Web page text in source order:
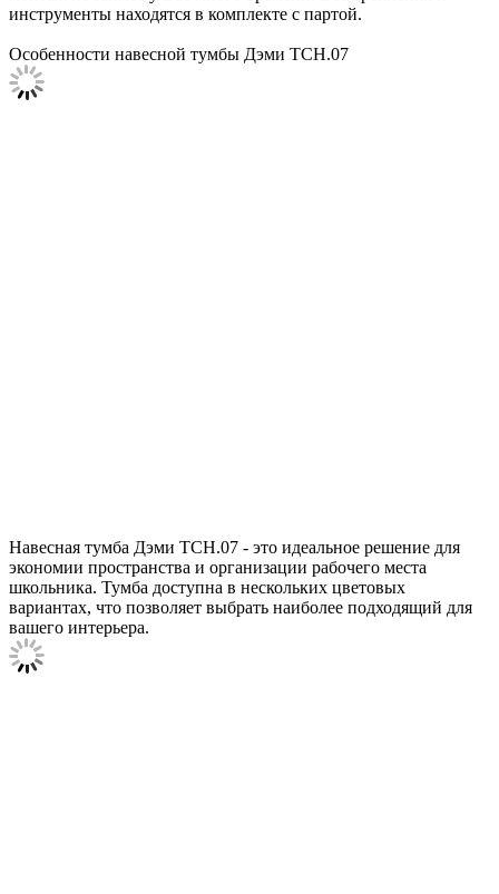
инструменты находятся в комплекте с партой.
Особенности навесной тумбы Дэми ТСН.07
Навесная тумба Дэми ТСН.07 - это идеальное решение для
экономии пространства и организации рабочего места
школьника. Тумба доступна в нескольких цветовых
вариантах, что позволяет выбрать наиболее подходящий для
вашего интерьера.